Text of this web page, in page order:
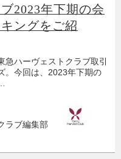
2023年下期の会
ングをご紹
急ハーヴェストクラブ取引
。今回は、2023年下期の
ラブ編集部